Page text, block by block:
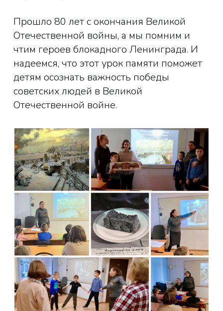
Прошло 80 лет с окончания Великой
Отечественной войны, а мы помним и
чтим героев блокадного Ленинграда. И
надеемся, что этот урок памяти поможет
детям осознать важность победы
советских людей в Великой
Отечественной войне.